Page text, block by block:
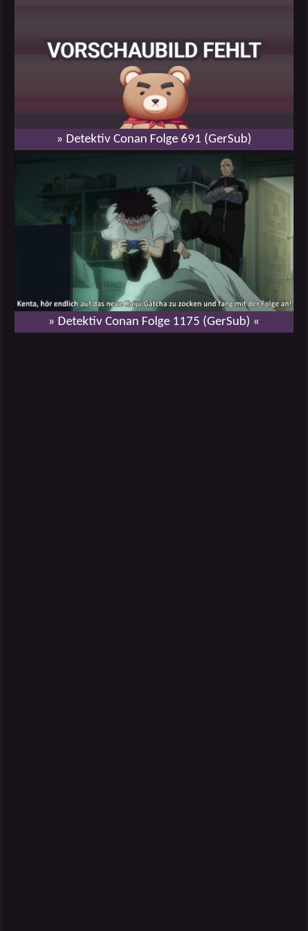
» Detektiv Conan Folge 691 (GerSub)
» Detektiv Conan Folge 1175 (GerSub) «